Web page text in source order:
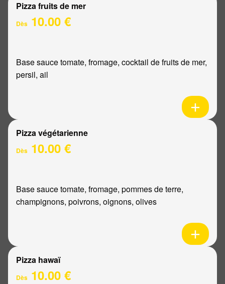
Pizza fruits de mer
Dès 10.00 €
Base sauce tomate, fromage, cocktail de fruits de mer,
persil, ail
Pizza végétarienne
Dès 10.00 €
Base sauce tomate, fromage, pommes de terre,
champignons, poivrons, oignons, olives
Pizza hawaï
Dès 10.00 €